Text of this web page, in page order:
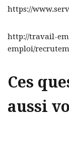
https://
http://travail-
emploi/
Ces
aussi